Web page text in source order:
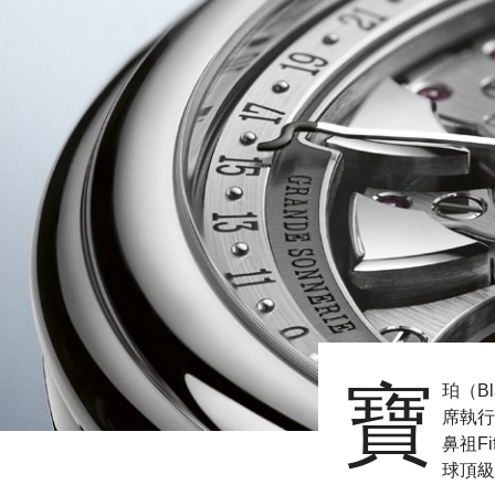
寶
珀（
席執
鼻祖
球頂